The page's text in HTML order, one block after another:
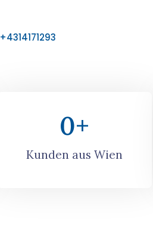
+4314171293
Kunden aus Wien
0+